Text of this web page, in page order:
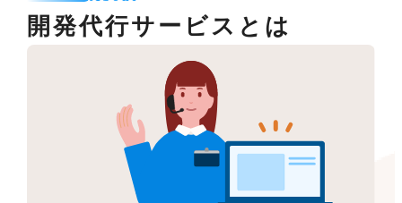
開発代行サービスとは